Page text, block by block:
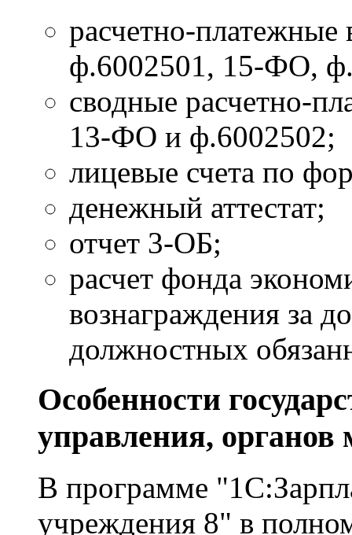
расчетно-
ф.6002501, 15-ФО,
сводные расчетно-
13-ФО и ф.6002502;
лицевые счета по
денежный аттестат;
отчет 3-ОБ;
расчет фонда
вознаграждения за
должностных
Особенности
управления, органов
В программе
учреждения 8" в